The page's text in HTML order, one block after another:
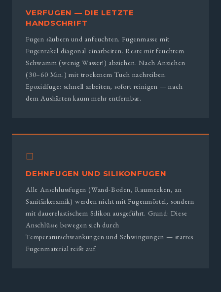
VERFUGEN — DIE LETZTE
HANDSCHRIFT
Fugen säubern und anfeuchten. Fugenmasse mit
Fugenrakel diagonal einarbeiten. Reste mit feuchtem
Schwamm (wenig Wasser!) abziehen. Nach Anziehen
(30–60 Min.) mit trockenem Tuch nachreiben.
Epoxidfuge: schnell arbeiten, sofort reinigen — nach
dem Aushärten kaum mehr entfernbar.
◻
DEHNFUGEN UND SILIKONFUGEN
Alle Anschlussfugen (Wand-Boden, Raumecken, an
Sanitärkeramik) werden nicht mit Fugenmörtel, sondern
mit dauerelastischem Silikon ausgeführt. Grund: Diese
Anschlüsse bewegen sich durch
Temperaturschwankungen und Schwingungen — starres
Fugenmaterial reißt auf.